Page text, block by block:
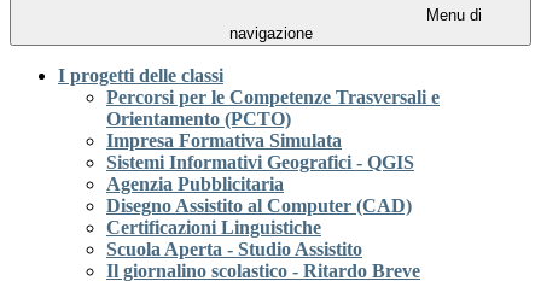
Menu di
navigazione
I progetti delle classi
Percorsi per le Competenze Trasversali e
Orientamento (PCTO)
Impresa Formativa Simulata
Sistemi Informativi Geografici - QGIS
Agenzia Pubblicitaria
Disegno Assistito al Computer (CAD)
Certificazioni Linguistiche
Scuola Aperta - Studio Assistito
Il giornalino scolastico - Ritardo Breve